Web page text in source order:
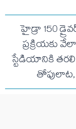
హైడ్రా 150
ప్రక్రియకు
స్టేడియానికి
తోపులాట,